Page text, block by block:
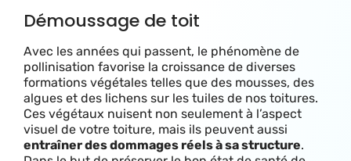
Démoussage de toit
Avec les années qui passent, le phénomène de
pollinisation favorise la croissance de diverses
formations végétales telles que des mousses, des
algues et des lichens sur les tuiles de nos toitures.
Ces végétaux nuisent non seulement à l’aspect
visuel de votre toiture, mais ils peuvent aussi
entraîner des dommages réels à sa structure.